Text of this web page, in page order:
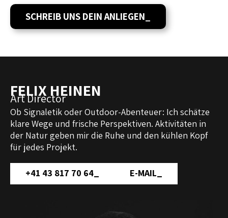
SCHREIB UNS DEIN ANLIEGEN
FELIX HEINEN
Art Director
Ob Signaletik oder Outdoor-Abenteuer: Ich schätze
klare Wege und frische Perspektiven. Aktivitäten in
der Natur geben mir die Ruhe und den kühlen Kopf
für jedes Projekt.
+41 43 817 70 64 E-MAIL